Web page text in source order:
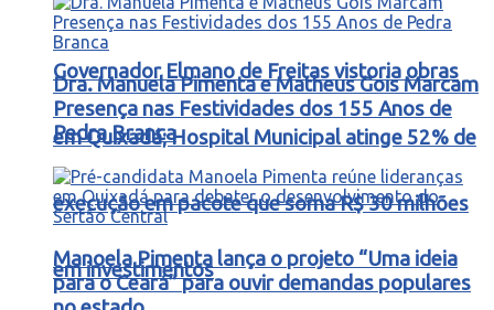
Governador Elmano de Freitas vistoria obras
em Quixadá; Hospital Municipal atinge 52% de
execução em pacote que soma R$ 30 milhões
em investimentos
Dra. Manuela Pimenta e Matheus Gois Marcam
Presença nas Festividades dos 155 Anos de
Pedra Branca
Manoela Pimenta lança o projeto “Uma ideia
para o Ceará” para ouvir demandas populares